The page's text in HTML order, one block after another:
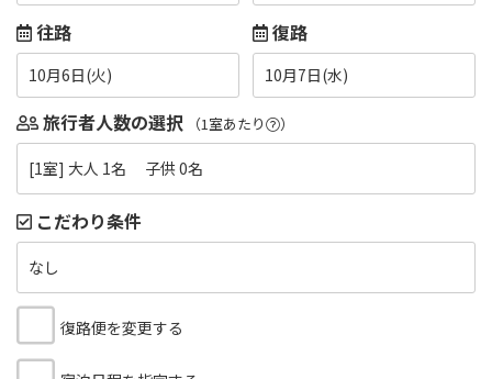
往路
10月6日(火)
復路
10月7日(水)
旅行者人数の選択 （1室あたり ）
[1室] 大人 1名 子供 0名
こだわり条件
なし
復路便を変更する